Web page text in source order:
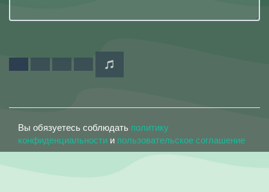
Вы обязуетесь соблюдать политику
конфиденциальности и пользовательское соглашение